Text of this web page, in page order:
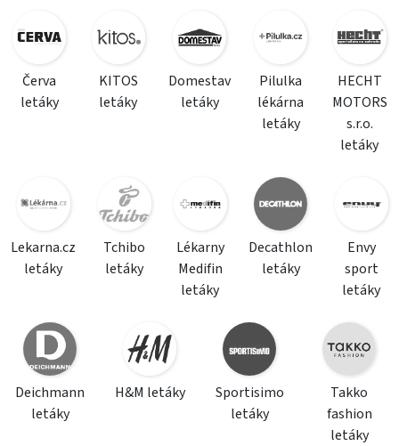
Červa
letáky
KITOS
letáky
Domestav
letáky
Pilulka
lékárna
letáky
HECHT
MOTORS
s.r.o.
letáky
Lekarna.cz
letáky
Tchibo
letáky
Lékarny
Medifin
letáky
Decathlon
letáky
Envy
sport
letáky
Deichmann
letáky
H&M letáky
Sportisimo
letáky
Takko
fashion
letáky